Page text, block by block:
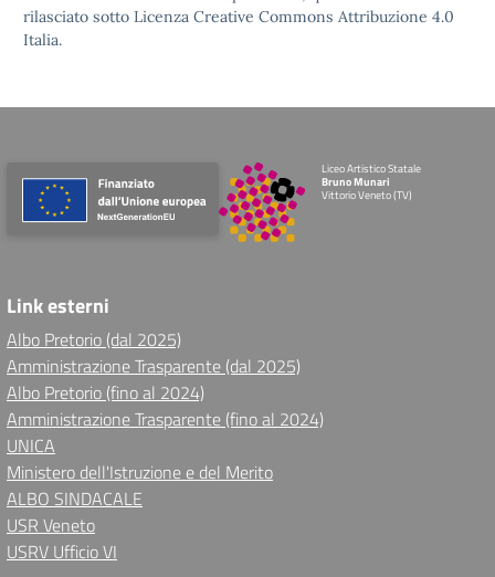
rilasciato sotto Licenza Creative Commons Attribuzione 4.0
Italia.
Liceo Artistico Statale
Bruno Munari
Vittorio Veneto (TV)
Link esterni
Albo Pretorio (dal 2025)
Amministrazione Trasparente (dal 2025)
Albo Pretorio (fino al 2024)
Amministrazione Trasparente (fino al 2024)
UNICA
Ministero dell'Istruzione e del Merito
ALBO SINDACALE
USR Veneto
USRV Ufficio VI